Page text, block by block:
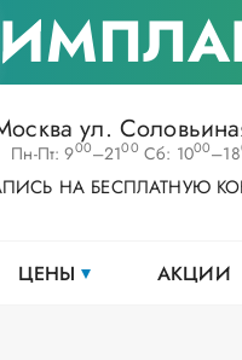
ул.
Пн-Пт: 900–2100 Сб: 1000–18
НА БЕСПЛАТНУЮ
ЦЕНЫ АКЦИИ